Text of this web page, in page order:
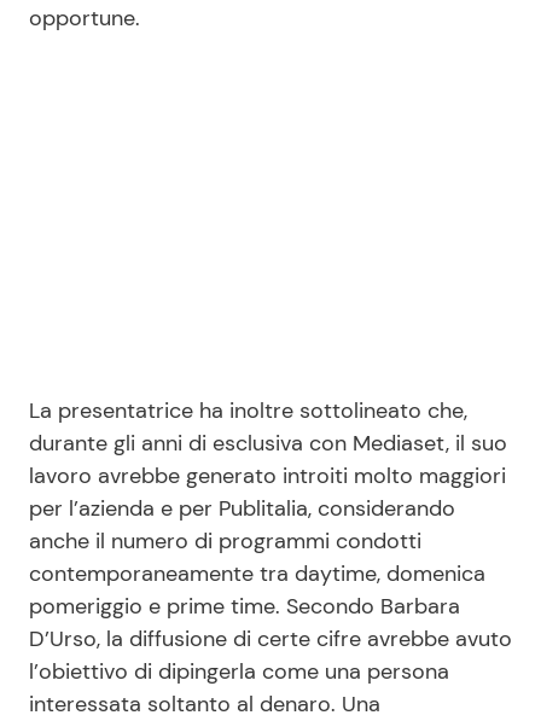
opportune.
La presentatrice ha inoltre sottolineato che,
durante gli anni di esclusiva con Mediaset, il suo
lavoro avrebbe generato introiti molto maggiori
per l’azienda e per Publitalia, considerando
anche il numero di programmi condotti
contemporaneamente tra daytime, domenica
pomeriggio e prime time. Secondo Barbara
D’Urso, la diffusione di certe cifre avrebbe avuto
l’obiettivo di dipingerla come una persona
interessata soltanto al denaro. Una